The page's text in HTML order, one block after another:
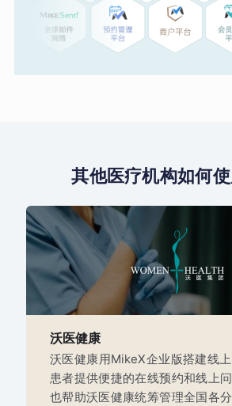
其他医疗机构如何
沃医健康
沃医健康用MikeX企业版搭建线
患者提供便捷的在线预约和线上
也帮助沃医健康统筹管理全国各